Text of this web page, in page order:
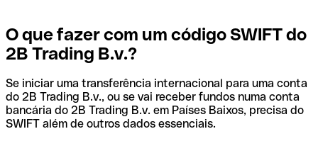
O que fazer com um código SWIFT do
2B Trading B.v.?
Se iniciar uma transferência internacional para uma conta
do 2B Trading B.v., ou se vai receber fundos numa conta
bancária do 2B Trading B.v. em Países Baixos, precisa do
SWIFT além de outros dados essenciais.